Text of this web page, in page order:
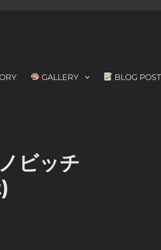
GALLERY BLOG
ビッチ